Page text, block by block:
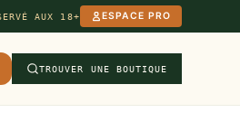
AUX 18+ ESPACE PRO
TROUVER UNE BOUTIQUE